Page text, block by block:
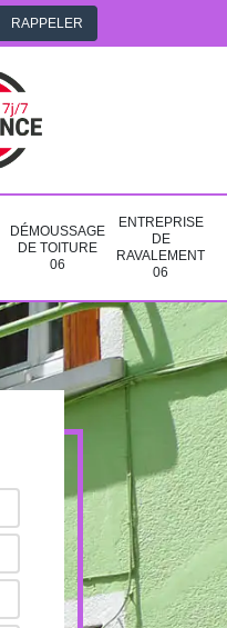
DÉMOUSSAGE
DE TOITURE
06
ENTREPRISE
DE
RAVALEMENT
06